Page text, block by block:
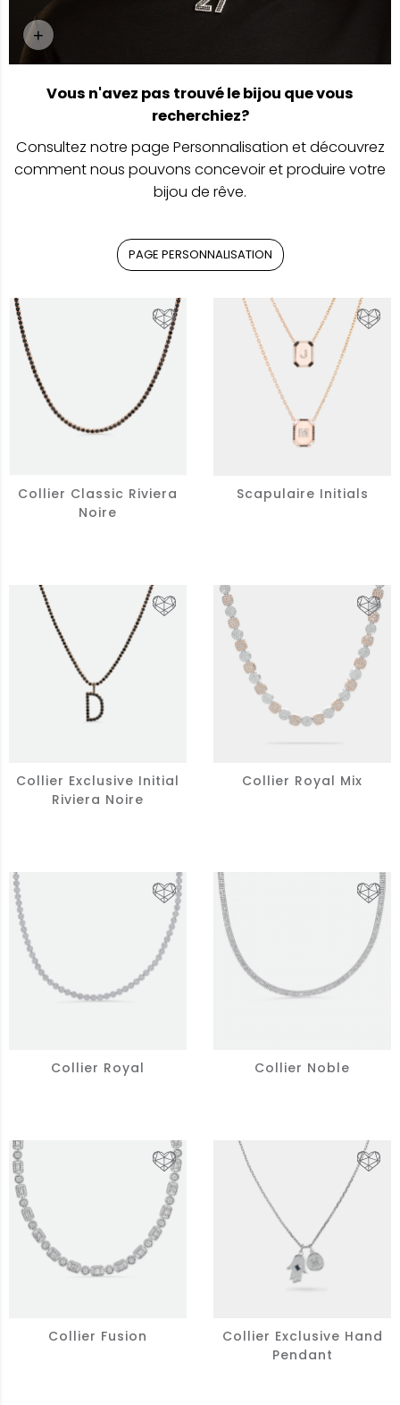
+ Page Personnalisation
Vous n'avez pas trouvé le bijou que vous
recherchiez?
Consultez notre page Personnalisation et découvrez
comment nous pouvons concevoir et produire votre
bijou de rêve.
PAGE PERSONNALISATION
Collier Classic Riviera
Noire
Scapulaire Initials
Collier Exclusive Initial
Riviera Noire
Collier Royal Mix
Collier Royal Collier Noble
Collier Fusion
Collier Exclusive Hand
Pendant